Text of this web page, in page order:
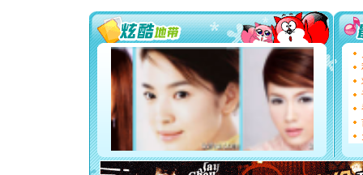
你太多，
要平安
[圣诞节]
能正大
都要快乐
[圣诞节]
如意,快
[元旦]
看
断电。
你是我
[元旦]如
起；二是